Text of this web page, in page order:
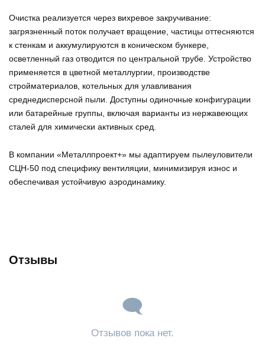
Очистка реализуется через вихревое закручивание:
загрязненный поток получает вращение, частицы оттесняются
к стенкам и аккумулируются в коническом бункере,
осветленный газ отводится по центральной трубе. Устройство
применяется в цветной металлургии, производстве
стройматериалов, котельных для улавливания
среднедисперсной пыли. Доступны одиночные конфигурации
или батарейные группы, включая варианты из нержавеющих
сталей для химически активных сред.
В компании «Металлпроект+» мы адаптируем пылеуловители
СЦН-50 под специфику вентиляции, минимизируя износ и
обеспечивая устойчивую аэродинамику.
Отзывы
Отзывов пока нет.